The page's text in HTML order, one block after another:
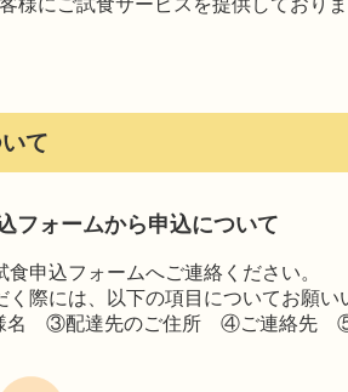
様にご試食サービスを提供しており
て
フォームから申込について
申込フォームへご連絡ください。
く際には、以下の項目についてお願い
③配達先のご住所 ④ご連絡先 ⑤